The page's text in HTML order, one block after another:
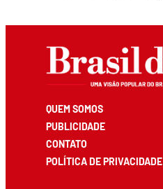
QUEM SOMOS
PUBLICIDADE
CONTATO
POLÍTICA DE PRIVACIDADE